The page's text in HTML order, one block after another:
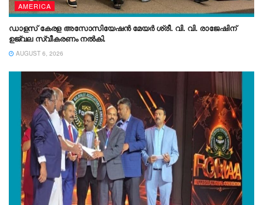
AMERICA
ഡാളസ് കേരള അസോസിയേഷൻ മേയർ ശ്രീ. വി. വി. രാജേഷിന്
ഉജ്വല സ്വീകരണം നൽകി.
AUGUST 6, 2026